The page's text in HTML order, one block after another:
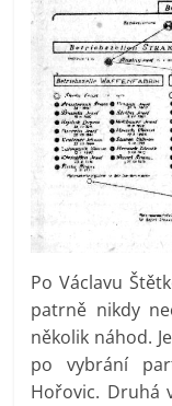
Po Václavu
patrně nikdy
několik náhod.
po vybrání
Hořovic. Druhá